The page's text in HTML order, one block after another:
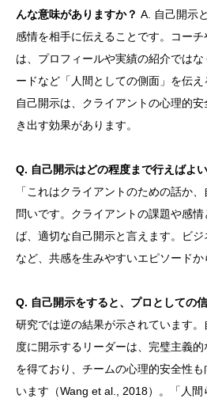
んな意味がありますか？ A. 自己開示
感情を相手に伝えることです。コー
は、プロフィールや実績の紹介では
ードなど「人間としての側面」を伝
自己開示は、クライアントの心理的安
き出す効果があります。
Q. 自己開示はどの程度まで行えばよ
「これはクライアントのための話か
問いです。クライアントの課題や感
ば、適切な自己開示と言えます。ビ
など、共感を生みやすいエピソードか
Q. 自己開示をすると、プロとしての
研究では逆の結果が示されています
度に開示するリーダーは、完璧主義
を得ており、チームの心理的安全性
います（Wang et al., 2018）。「人間